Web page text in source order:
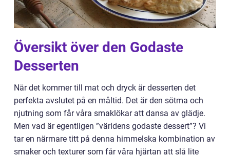
Översikt över den Godaste
Desserten
När det kommer till mat och dryck är desserten det
perfekta avslutet på en måltid. Det är den sötma och
njutning som får våra smaklökar att dansa av glädje.
Men vad är egentligen ”världens godaste dessert”? Vi
tar en närmare titt på denna himmelska kombination av
smaker och texturer som får våra hjärtan att slå lite